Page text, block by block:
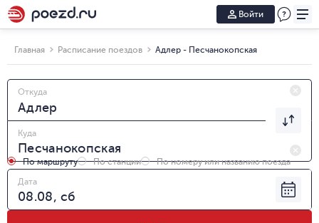
Войти
Главная Расписание поездов Адлер - Песчанокопская
Откуда
Куда
По маршруту По станции
По номеру или названию поезда
Дата